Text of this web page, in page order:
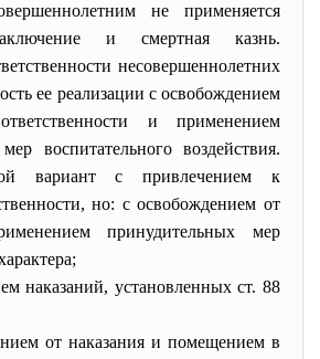
не применяется
и смертная казнь.
несовершеннолетних
ее реализации с освобождением
и применением
воспитательного воздействия.
вариант с привлечением к
но: с освобождением от
принудительных мер
наказаний, установленных ст. 88
от наказания и помещением в